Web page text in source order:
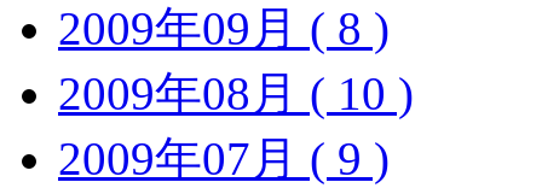
2009年09月 ( 8 )
2009年08月 ( 10 )
2009年07月 ( 9 )